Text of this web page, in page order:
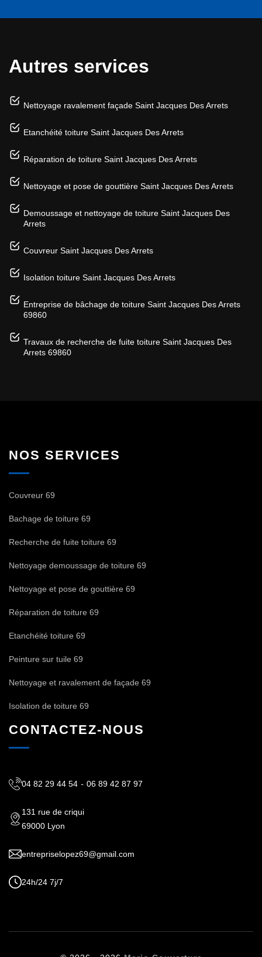
Autres services
Nettoyage ravalement façade Saint Jacques Des Arrets
Etanchéité toiture Saint Jacques Des Arrets
Réparation de toiture Saint Jacques Des Arrets
Nettoyage et pose de gouttière Saint Jacques Des Arrets
Demoussage et nettoyage de toiture Saint Jacques Des
Arrets
Couvreur Saint Jacques Des Arrets
Isolation toiture Saint Jacques Des Arrets
Entreprise de bâchage de toiture Saint Jacques Des Arrets
69860
Travaux de recherche de fuite toiture Saint Jacques Des
Arrets 69860
NOS SERVICES
Couvreur 69
Bachage de toiture 69
Recherche de fuite toiture 69
Nettoyage demoussage de toiture 69
Nettoyage et pose de gouttière 69
Réparation de toiture 69
Etanchéité toiture 69
Peinture sur tuile 69
Nettoyage et ravalement de façade 69
Isolation de toiture 69
CONTACTEZ-NOUS
04 82 29 44 54 - 06 89 42 87 97
131 rue de criqui
69000 Lyon
entrepriselopez69@gmail.com
24h/24 7j/7